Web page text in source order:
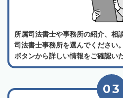
所属司法書士や事務所の紹介、相
司法書士事務所を選んでください
ボタンから詳しい情報をご確認い
03